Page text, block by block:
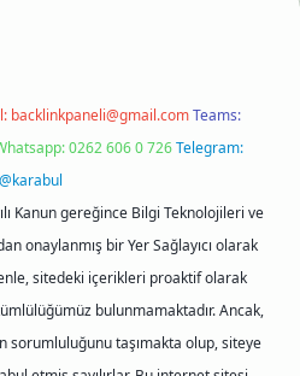
backlinkpaneli@gmail.comTeams:
0262 606 0 726Telegram:
@karabul
Kanun gereğince Bilgi Teknolojileri ve
onaylanmış bir Yer Sağlayıcı olarak
sitedeki içerikleri proaktif olarak
bulunmamaktadır. Ancak,
sorumluluğunu taşımakta olup, siteye